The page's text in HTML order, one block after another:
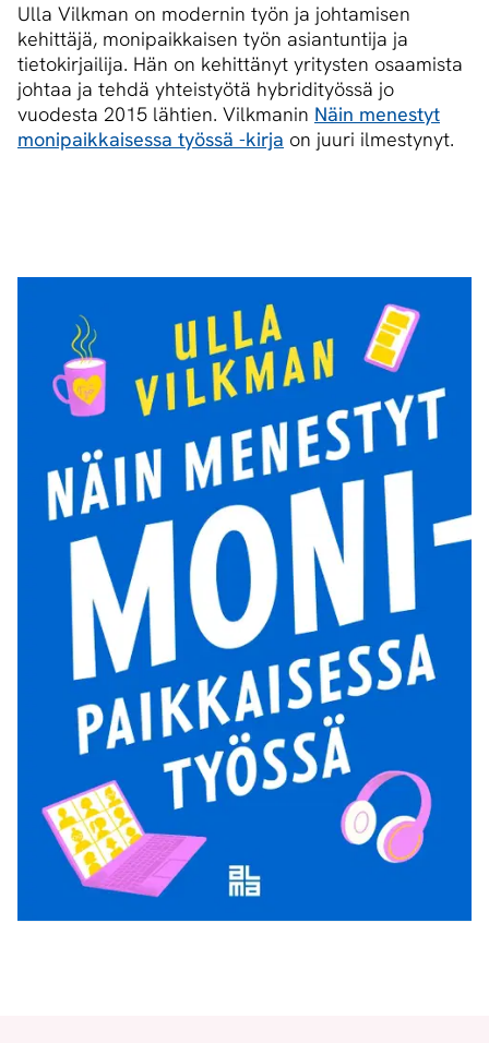
Ulla Vilkman on modernin työn ja johtamisen
kehittäjä, monipaikkaisen työn asiantuntija ja
tietokirjailija. Hän on kehittänyt yritysten osaamista
johtaa ja tehdä yhteistyötä hybridityössä jo
vuodesta 2015 lähtien. Vilkmanin Näin menestyt
monipaikkaisessa työssä -kirja on juuri ilmestynyt.